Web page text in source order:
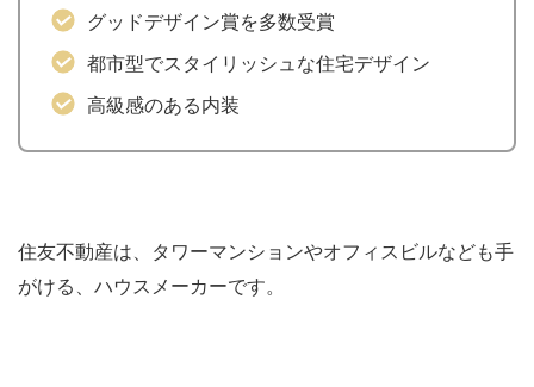
グッドデザイン賞を多数受賞
都市型でスタイリッシュな住宅デザイン
高級感のある内装
住友不動産は、タワーマンションやオフィスビルなども手
がける、ハウスメーカーです。